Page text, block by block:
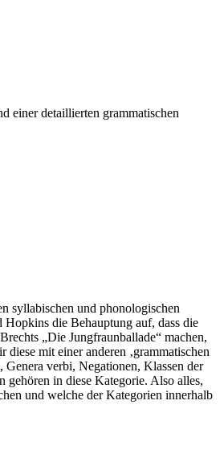
einer detaillierten grammatischen
syllabischen und phonologischen
Hopkins die Behauptung auf, dass die
„Die Jungfraunballade“ machen,
mit einer anderen ‚grammatischen
Genera verbi, Negationen, Klassen der
in diese Kategorie. Also alles,
und welche der Kategorien innerhalb